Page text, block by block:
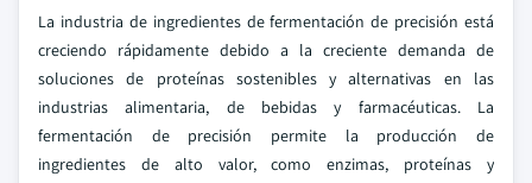
La industria de ingredientes de fermentación de precisión está
creciendo rápidamente debido a la creciente demanda de
soluciones de proteínas sostenibles y alternativas en las
industrias alimentaria, de bebidas y farmacéuticas. La
fermentación de precisión permite la producción de
ingredientes de alto valor, como enzimas, proteínas y